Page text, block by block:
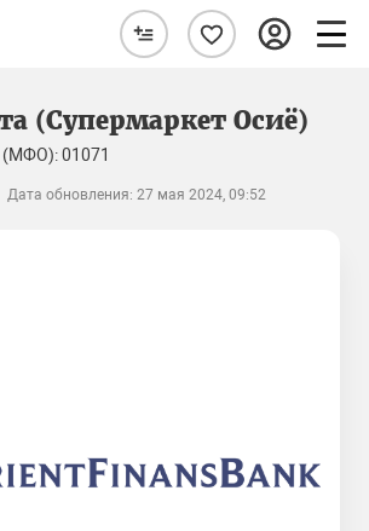
(Супермаркет Осиё)
(МФО): 01071
Дата обновления: 27 мая 2024, 09:52